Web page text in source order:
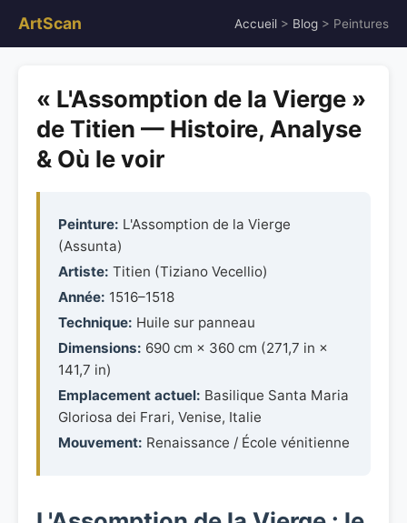
ArtScan Accueil > Blog > Peintures
« L'Assomption de la Vierge »
de Titien — Histoire, Analyse
& Où le voir
Peinture: L'Assomption de la Vierge
(Assunta)
Artiste: Titien (Tiziano Vecellio)
Année: 1516–1518
Technique: Huile sur panneau
Dimensions: 690 cm × 360 cm (271,7 in ×
141,7 in)
Emplacement actuel: Basilique Santa Maria
Gloriosa dei Frari, Venise, Italie
Mouvement: Renaissance / École vénitienne